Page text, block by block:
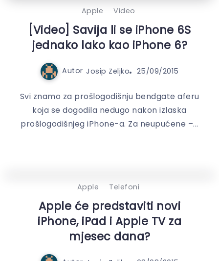
Apple Video
[Video] Savija li se iPhone 6S
jednako lako kao iPhone 6?
Autor Josip Zeljko 25/09/2015
Svi znamo za prošlogodišnju bendgate aferu
koja se dogodila nedugo nakon izlaska
prošlogodišnjeg iPhone-a. Za neupućene –...
Apple Telefoni
Apple će predstaviti novi
iPhone, iPad i Apple TV za
mjesec dana?